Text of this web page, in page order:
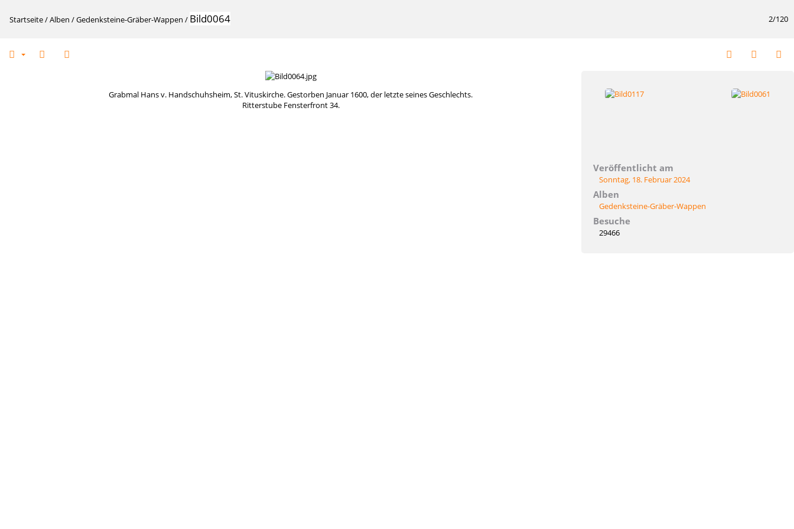
2/120
Startseite/Alben /Gedenksteine-Gräber-Wappen / Bild0064
Grabmal Hans v. Handschuhsheim, St. Vituskirche. Gestorben Januar 1600, der letzte seines Geschlechts.
Ritterstube Fensterfront 34.
Veröffentlicht am
Sonntag, 18. Februar 2024
Alben
Gedenksteine-Gräber-Wappen
Besuche
29466